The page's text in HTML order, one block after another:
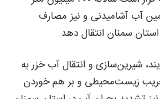
آب آشامیدنی و نیز مصارف
سمنان انتقال دهد.
شیرین‌سازی و انتقال آب خزر به
زیست‌محیطی و بر هم خوردن